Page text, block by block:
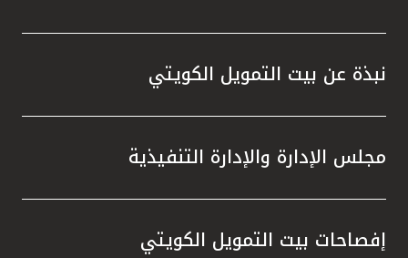
نبذة عن بيت التمويل الكويتي
مجلس الإدارة والإدارة التنفيذية
إفصاحات بيت التمويل الكويتي